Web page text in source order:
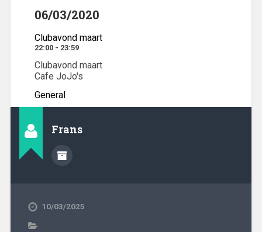
06/03/2020
Clubavond maart
22:00 - 23:59
Clubavond maart
Cafe JoJo's
General
Frans
10/03/2025